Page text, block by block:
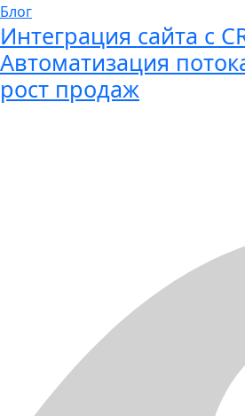
Блог
Интеграция сайта с
Автоматизация
рост продаж